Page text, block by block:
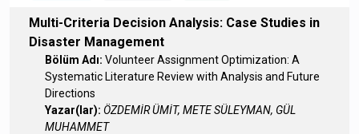
Multi-Criteria Decision Analysis: Case Studies in
Disaster Management
Bölüm Adı: Volunteer Assignment Optimization: A
Systematic Literature Review with Analysis and Future
Directions
Yazar(lar): ÖZDEMİR ÜMİT, METE SÜLEYMAN, GÜL
MUHAMMET